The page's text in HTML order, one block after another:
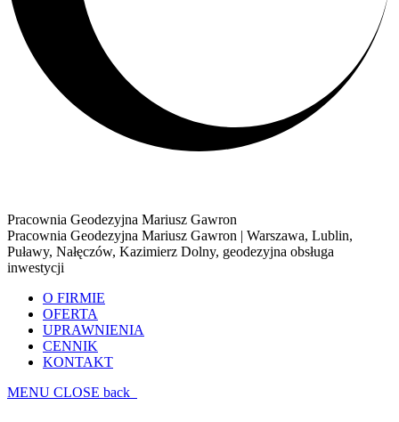
Pracownia Geodezyjna Mariusz Gawron
Pracownia Geodezyjna Mariusz Gawron | Warszawa, Lublin,
Puławy, Nałęczów, Kazimierz Dolny, geodezyjna obsługa
inwestycji
O FIRMIE
OFERTA
UPRAWNIENIA
CENNIK
KONTAKT
MENU CLOSE back